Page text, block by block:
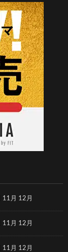
11月 12月
11月 12月
11月 12月